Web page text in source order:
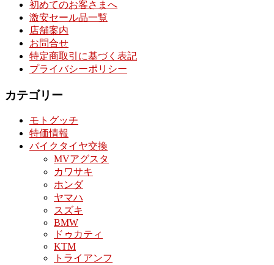
初めてのお客さまへ
激安セール品一覧
店舗案内
お問合せ
特定商取引に基づく表記
プライバシーポリシー
カテゴリー
モトグッチ
特価情報
バイクタイヤ交換
MVアグスタ
カワサキ
ホンダ
ヤマハ
スズキ
BMW
ドゥカティ
KTM
トライアンフ